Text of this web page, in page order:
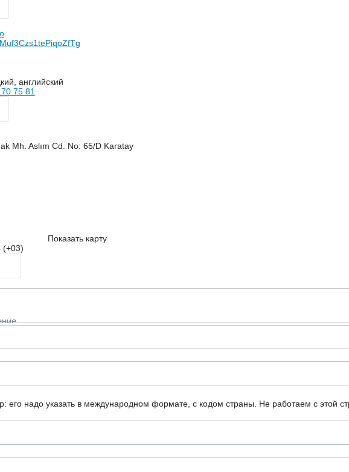
английский
75 81
Mh. Aslım Cd. No: 65/D Karatay
Показать карту
(+03)
его надо указать в международном формате, с кодом страны. Не работаем с этой